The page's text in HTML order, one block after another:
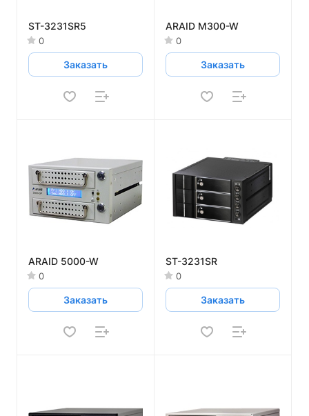
ST-3231SR5
0
Заказать
ARAID M300-W
0
Заказать
ARAID 5000-W
0
Заказать
ST-3231SR
0
Заказать